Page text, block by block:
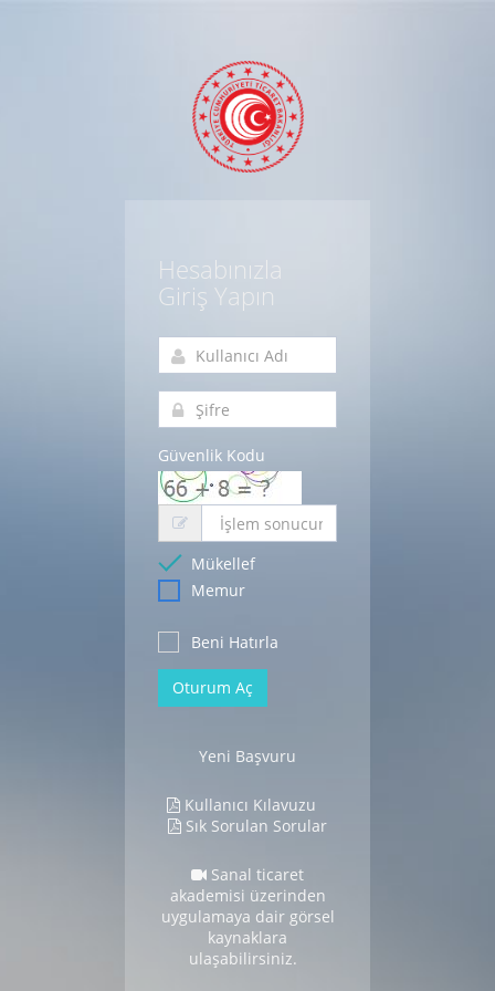
Hesabınızla
Giriş Yapın
Güvenlik Kodu
Mükellef
Memur
Beni Hatırla
Oturum Aç
Yeni Başvuru
Kullanıcı Kılavuzu
Sık Sorulan Sorular
Sanal ticaret
akademisi üzerinden
uygulamaya dair görsel
kaynaklara
ulaşabilirsiniz.